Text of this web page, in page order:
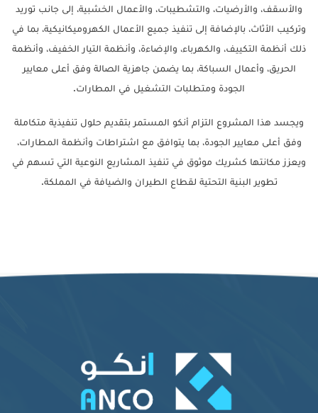
والأسقف، والأرضيات، والتشطيبات، والأعمال الخشبية، إلى جانب توريد
وتركيب الأثاث، بالإضافة إلى تنفيذ جميع الأعمال الكهروميكانيكية، بما في
ذلك أنظمة التكييف، والكهرباء، والإضاءة، وأنظمة التيار الخفيف، وأنظمة
الحريق، وأعمال السباكة، بما يضمن جاهزية الصالة وفق أعلى معايير
الجودة ومتطلبات التشغيل في المطارات.
ويجسد هذا المشروع التزام أنكو المستمر بتقديم حلول تنفيذية متكاملة
وفق أعلى معايير الجودة، بما يتوافق مع اشتراطات وأنظمة المطارات،
ويعزز مكانتها كشريك موثوق في تنفيذ المشاريع النوعية التي تسهم في
تطوير البنية التحتية لقطاع الطيران والضيافة في المملكة.